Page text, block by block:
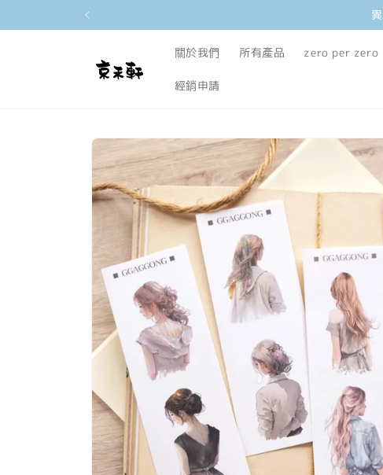
關於我們 所有產品 zero per zero
經銷申請
略過產品
資訊